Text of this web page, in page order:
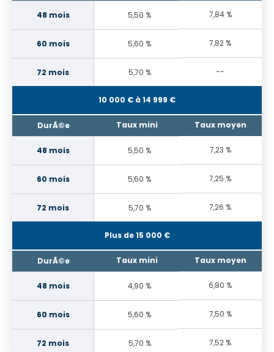
5,50 % 7,84 %
5,60 % 7,82 %
5,70 % --
10 000 € à 14 999 €
5,50 % 7,23 %
5,60 % 7,25 %
5,70 % 7,26 %
Plus de 15 000 €
4,90 % 6,80 %
5,60 % 7,50 %
5,70 % 7,52 %